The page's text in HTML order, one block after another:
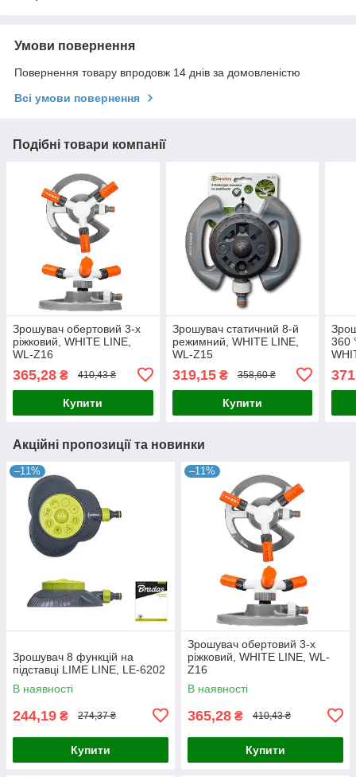
Умови повернення
Повернення товару впродовж 14 днів за домовленістю
Всі умови повернення
Подібні товари компанії
Зрошувач обертовий 3-х
ріжковий, WHITE LINE,
WL-Z16
365,28 ₴ 410,43 ₴
Купити
Зрошувач статичний 8-й
режимний, WHITE LINE,
WL-Z15
319,15₴ 358,60 ₴
Купити
360
Акційні пропозиції та новинки
–11%
Зрошувач 8 функцій на
підставці LIME LINE, LE-6202
В наявності
244,19 ₴ 274,37 ₴
Купити
–11%
Зрошувач обертовий 3-х
ріжковий, WHITE LINE, WL-
Z16
В наявності
365,28 ₴ 410,43 ₴
Купити